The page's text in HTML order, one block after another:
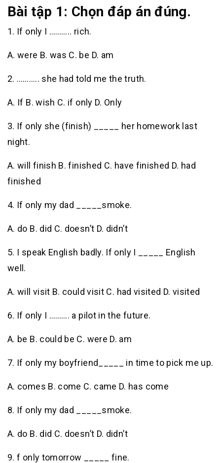
Bài tập 1: Chọn đáp án đúng.
1. If only I ……….. rich.
A. were B. was C. be D. am
2. ……….. she had told me the truth.
A. If B. wish C. if only D. Only
3. If only she (finish) _____ her homework last
night.
A. will finish B. finished C. have finished D. had
finished
4. If only my dad _____smoke.
A. do B. did C. doesn’t D. didn’t
5. I speak English badly. If only I _____ English
well.
A. will visit B. could visit C. had visited D. visited
6. If only I ………. a pilot in the future.
A. be B. could be C. were D. am
7. If only my boyfriend_____ in time to pick me up.
A. comes B. come C. came D. has come
8. If only my dad _____smoke.
A. do B. did C. doesn’t D. didn’t
9. f only tomorrow _____ fine.